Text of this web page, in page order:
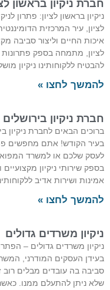
ניקיון בראשון לציון
בראשון לציון: פתרון
עיר המרכזית הדומיננטית
החיים וליצור סביבה
מתמחה בספק פתרונות
ללקוחותינו ניקיון מושלם
לחצו »
ניקיון בירושלים
הבאים לחברת ניקיון
הקודש! אתם מחפשים
שלכם או למשרד
שירותי ניקיון מקצועיים
ושירות אדיב
לחצו »
משרדים גדולים
משרדים גדולים –
העסקים המודרני,
בה עובדים מבלים רוב
ניתן להתעלם ממנו. כאשר